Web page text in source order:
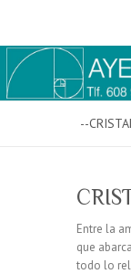
Entre la
que
todo lo